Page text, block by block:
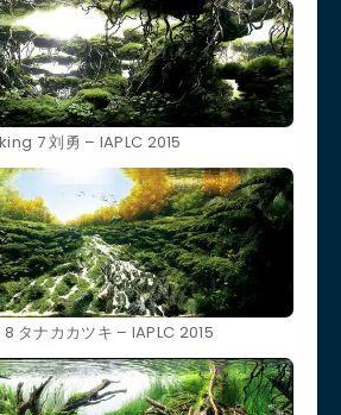
7 刘勇 – IAPLC 2015
タナカカツキ – IAPLC 2015